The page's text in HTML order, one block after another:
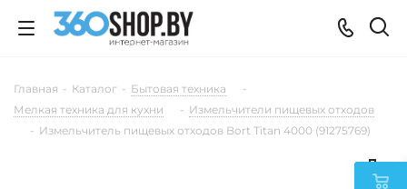
Главная - Каталог - Бытовая техника
-
Мелкая техника для кухни
- Измельчители пищевых отходов
- Измельчитель пищевых отходов Bort Titan 4000 (91275769)